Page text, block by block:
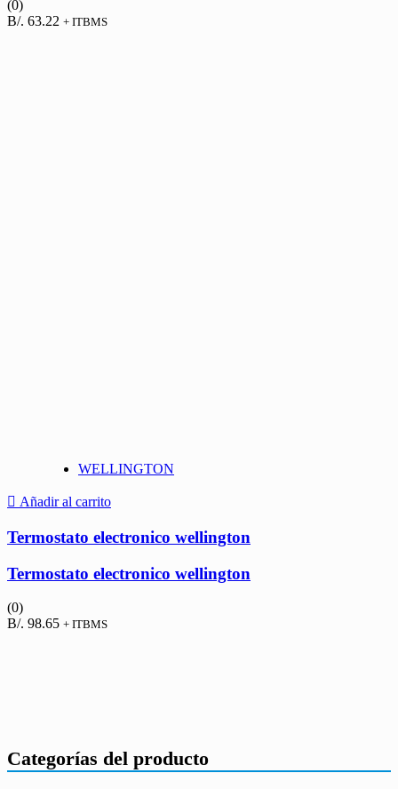
(0)
B/. 63.22 + ITBMS
WELLINGTON
Añadir al carrito
Termostato electronico wellington
Termostato electronico wellington
(0)
B/. 98.65 + ITBMS
Categorías del producto